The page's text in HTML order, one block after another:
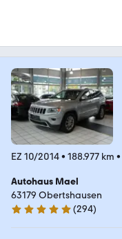
EZ 10/2014• 188.977 km •
Autohaus Mael
63179 Obertshausen
4.9 Sterne
(294)